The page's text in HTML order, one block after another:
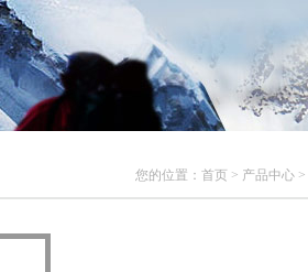
您的位置： 首页 > 产品中心 >